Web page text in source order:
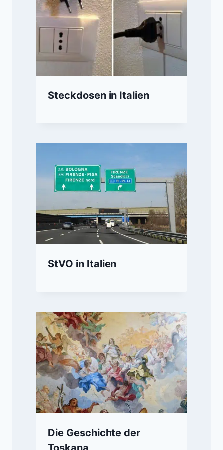
Steckdosen in Italien
StVO in Italien
Die Geschichte der
Toskana